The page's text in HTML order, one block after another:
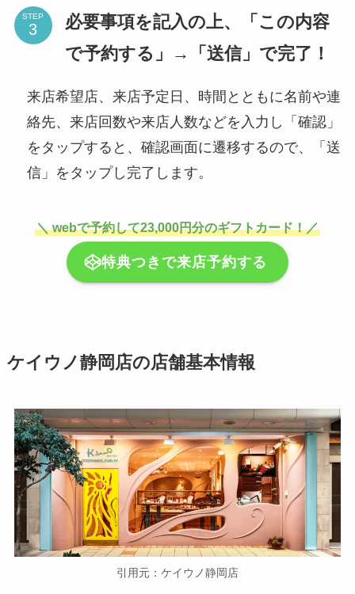
STEP
必要事項を記入の上、「この内容
で予約する」→「送信」で完了！
来店希望店、来店予定日、時間とともに名前や連
絡先、来店回数や来店人数などを入力し「確認」
をタップすると、確認画面に遷移するので、「送
信」をタップし完了します。
＼ webで予約して23,000円分のギフトカード！／
特典つきで来店予約する
ケイウノ静岡店の店舗基本情報
引用元：ケイウノ静岡店